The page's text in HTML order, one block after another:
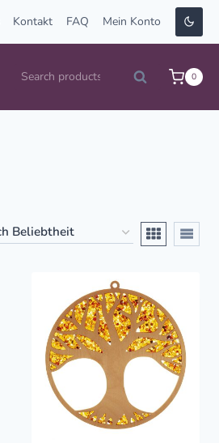
Kontakt FAQ Mein Konto
Suche
Search 0